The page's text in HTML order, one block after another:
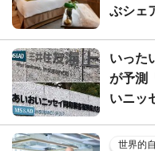
ぶシェ
いった
が予測
いニッ
世界的